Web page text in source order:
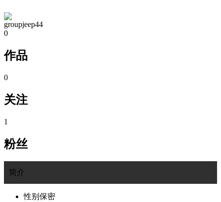
groupjeep44
0
作品
0
关注
1
粉丝
简介
性别 保密